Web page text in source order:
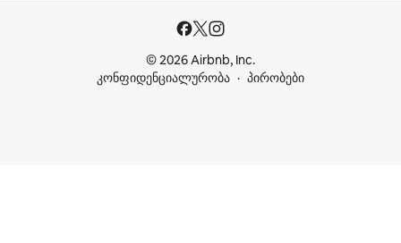
© 2026 Airbnb, Inc.
კონფიდენციალურობა
პირობები